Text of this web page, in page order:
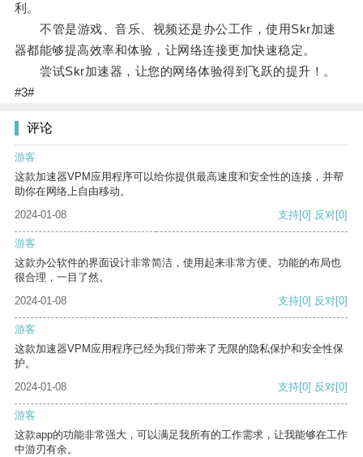
利。
不管是游戏、音乐、视频还是办公工作，使用Skr加速
器都能够提高效率和体验，让网络连接更加快速稳定。
尝试Skr加速器，让您的网络体验得到飞跃的提升！。
#3#
评论
游客
这款加速器VPM应用程序可以给你提供最高速度和安全性的连接，并帮
助你在网络上自由移动。
2024-01-08
支持[0] 反对[0]
游客
这款办公软件的界面设计非常简洁，使用起来非常方便。功能的布局也
很合理，一目了然。
2024-01-08
支持[0] 反对[0]
游客
这款加速器VPM应用程序已经为我们带来了无限的隐私保护和安全性保
护。
2024-01-08
支持[0] 反对[0]
游客
这款app的功能非常强大，可以满足我所有的工作需求，让我能够在工作
中游刃有余。